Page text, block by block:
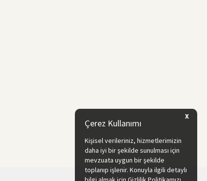
X
Çerez Kullanımı
Kişisel verileriniz, hizmetlerimizin
daha iyi bir şekilde sunulması için
mevzuata uygun bir şekilde
toplanıp işlenir. Konuyla ilgili detaylı